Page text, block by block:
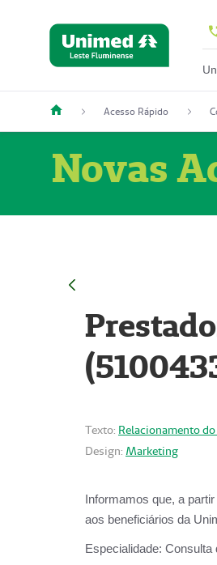
Acesso Rápido
Novas
Texto: Relacionamento
Design: Marketing
Informamos que, a partir
aos beneficiários da
Especialidade: Consulta